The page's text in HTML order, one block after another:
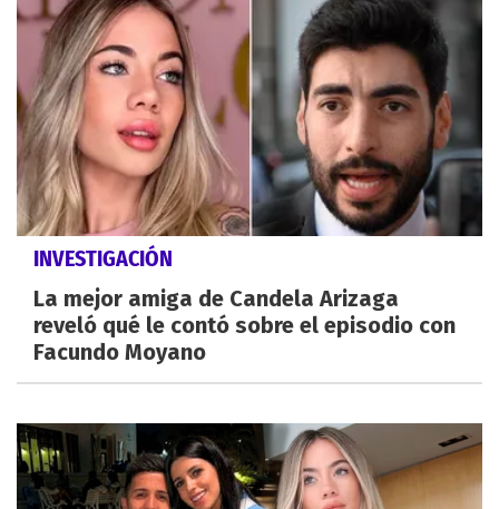
INVESTIGACIÓN
La mejor amiga de Candela Arizaga
reveló qué le contó sobre el episodio con
Facundo Moyano